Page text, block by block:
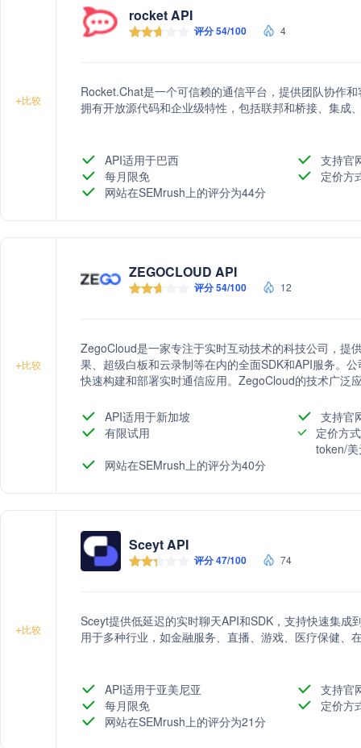
+比较
rocket API
评分 54/100 4
Rocket.Chat是一个可信赖的通信平台，提供团队协作
拥有开放源代码和企业级特性，包括联邦和桥接、集成
API适用于巴西
支持官
每月限免
定价方
网站在SEMrush上的评分为44分
+比较
ZEGOCLOUD API
评分 54/100 12
ZegoCloud是一家专注于实时互动技术的科技公司，提
果、超级白板和云录制等在内的全面SDK和API服务。
快速构建和部署实时通信应用。ZegoCloud的技术广泛
API适用于新加坡
支持官
有限试用
定价方
token/
网站在SEMrush上的评分为40分
+比较
Sceyt API
评分 47/100 74
Sceyt提供低延迟的实时聊天API和SDK，支持快速集成
用于多种行业，如金融服务、直播、游戏、医疗保健、
API适用于亚美尼亚
支持官
每月限免
定价方
网站在SEMrush上的评分为21分